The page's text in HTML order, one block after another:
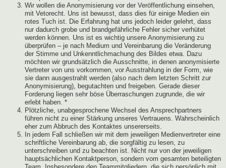
Wir wollen die Anonymisierung vor der Veröffentlichung einsehen,
mit Vetorecht. Uns ist bewusst, dass dies für einige Medien ein
rotes Tuch ist. Die Erfahrung hat uns jedoch leider gelehrt, dass
nur dadurch grobe und brandgefährliche Fehler sicher verhütet
werden können. Uns ist es wichtig unsere Anonymisierung zu
überprüfen – je nach Medium und Vereinbarung die Veränderung
der Stimme und Unkenntlichmachung des Bildes etwa. Dazu
möchten wir grundsätzlich die Ausschnitte, in denen anonymisierte
Vertreter von uns vorkommen, vor Ausstrahlung in der Form, wie
sie dann ausgestrahlt werden (also nach dem letzten Schritt zur
Anonymisierung), begutachten und freigeben. Gerade dieser
Forderung liegen sehr böse Überraschungen zugrunde, die wir
erlebt haben. *
Plötzliche, unabgesprochene Wechsel des Ansprechpartners
führen nicht zu einer Stärkung unseres Vertrauens. Wahrscheinlich
eher zum Abbruch des Kontaktes unsererseits.
In jedem Fall schließen wir mit dem jeweiligen Medienvertreter eine
schriftliche Vereinbarung ab, die sorgfältig zu lesen, zu
unterschreiben und zu beachten ist. Nicht nur von der jeweiligen
hauptsächlichen Kontaktperson, sondern vom gesamten beteiligten